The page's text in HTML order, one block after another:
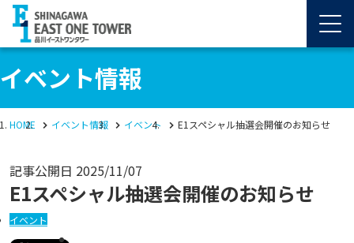
イベント情報
HOME イベント情報 イベント E1スペシャル抽選会開催のお知らせ
記事公開日 2025/11/07
E1スペシャル抽選会開催のお知らせ
イベント